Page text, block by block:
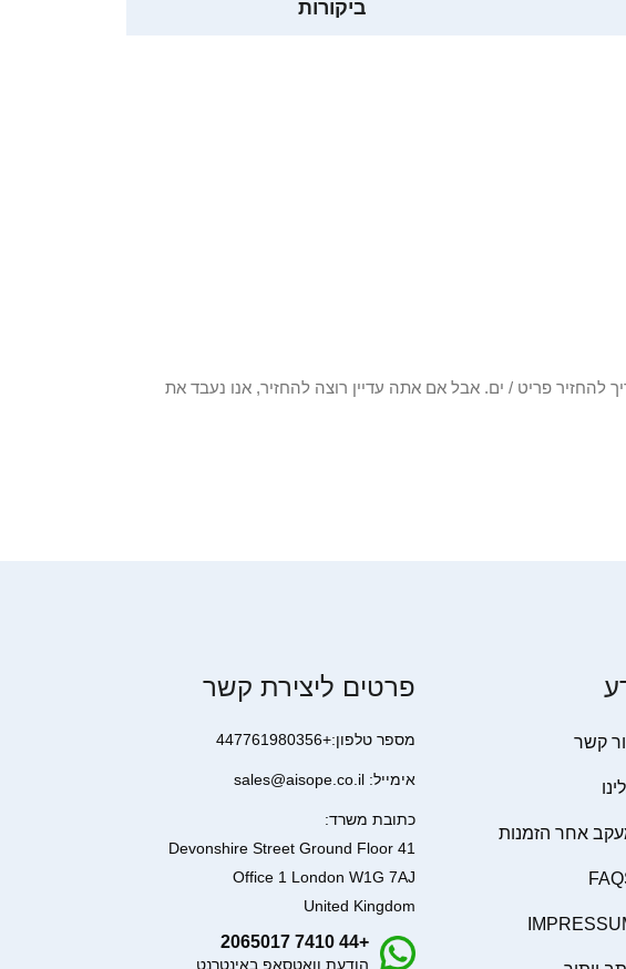
ביקורות
ואינך צריך להחזיר פריט / ים. אבל אם אתה עדיין רוצה להחזיר, אנו נעבד את
קשר
אחר הזמנות
פרטים ליצירת קשר
מספר טלפון:+447761980356
אימייל: sales@aisope.co.il
כתובת משרד:
41 Devonshire Street Ground Floor
Office 1 London W1G 7AJ
United Kingdom
+44 7410 2065017
הודעת וואטסאפ באינטרנט